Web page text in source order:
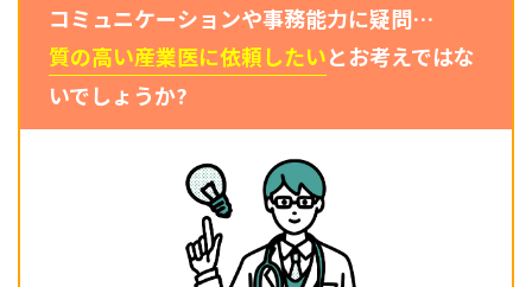
コミュニケーションや事務能力に疑問…
質の高い産業医に依頼したいとお考えではな
いでしょうか?